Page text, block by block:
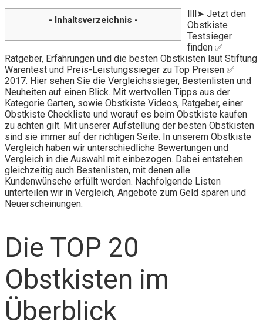
- Inhaltsverzeichnis -
llll➤ Jetzt den
Obstkiste
Testsieger
finden ✅
Ratgeber, Erfahrungen und die besten Obstkisten laut Stiftung
Warentest und Preis-Leistungssieger zu Top Preisen ✅
2017. Hier sehen Sie die Vergleichssieger, Bestenlisten und
Neuheiten auf einen Blick. Mit wertvollen Tipps aus der
Kategorie Garten, sowie Obstkiste Videos, Ratgeber, einer
Obstkiste Checkliste und worauf es beim Obstkiste kaufen
zu achten gilt. Mit unserer Aufstellung der besten Obstkisten
sind sie immer auf der richtigen Seite. In unserem Obstkiste
Vergleich haben wir unterschiedliche Bewertungen und
Vergleich in die Auswahl mit einbezogen. Dabei entstehen
gleichzeitig auch Bestenlisten, mit denen alle
Kundenwünsche erfüllt werden. Nachfolgende Listen
unterteilen wir in Vergleich, Angebote zum Geld sparen und
Neuerscheinungen.
Die TOP 20
Obstkisten im
Überblick